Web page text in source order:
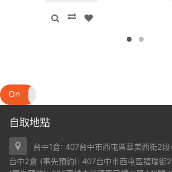
On
自取地點
台中1倉: 407台中市西屯區華美西街2
台中2倉 (事先預約): 407台中市西屯區福瑞街